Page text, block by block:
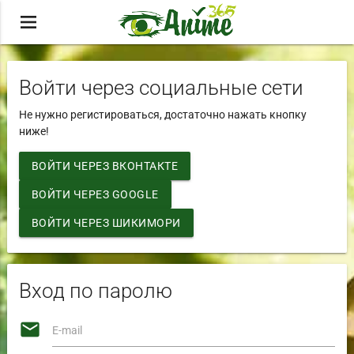
menu
Войти через социальные сети
Не нужно регистироваться, достаточно нажать кнопку
ниже!
ВОЙТИ ЧЕРЕЗ ВКОНТАКТЕ
ВОЙТИ ЧЕРЕЗ GOOGLE
ВОЙТИ ЧЕРЕЗ ШИКИМОРИ
Вход по паролю
email E-mail